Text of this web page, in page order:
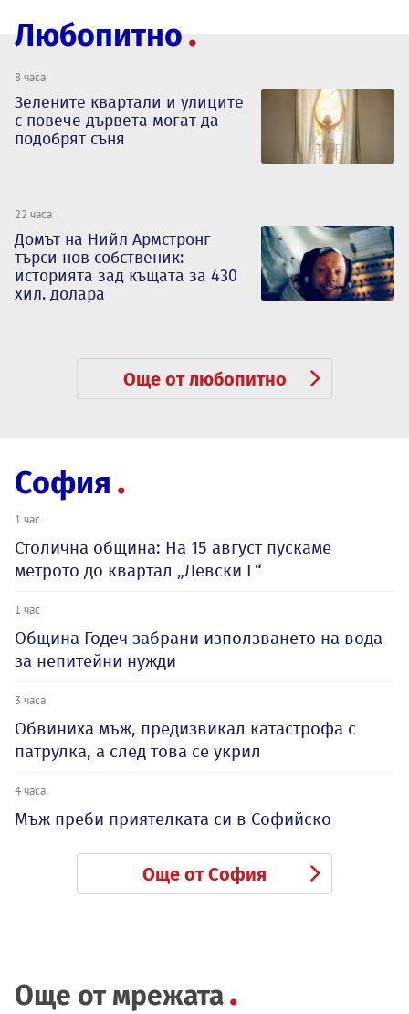
Любопитно
8 часа
Зелените квартали и улиците
с повече дървета могат да
подобрят съня
22 часа
Домът на Нийл Армстронг
търси нов собственик:
историята зад къщата за 430
хил. долара
Още от любопитно
София
1 час
Столична община: На 15 август пускаме
метрото до квартал „Левски Г“
1 час
Община Годеч забрани използването на вода
за непитейни нужди
3 часа
Обвиниха мъж, предизвикал катастрофа с
патрулка, а след това се укрил
4 часа
Мъж преби приятелката си в Софийско
Още от София
Още от мрежата